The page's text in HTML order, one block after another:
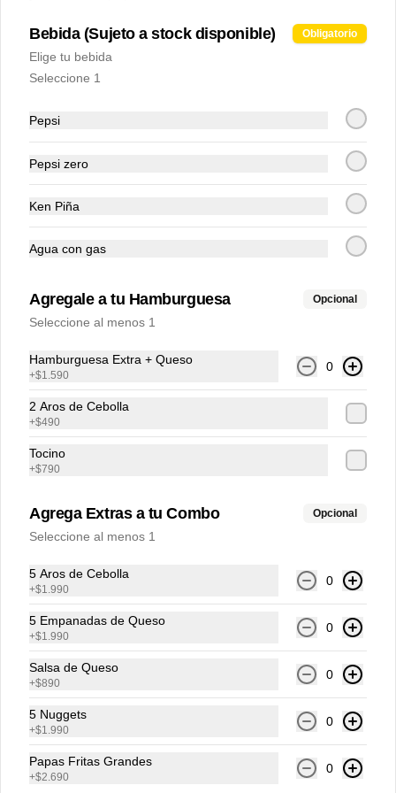
Kit para preparar en casa
10 panes brioche, 10 hamburguesas
secreta.
$34.990
PARA
PREPARAR EN
CASA
10 panes brioche, 10 hamburguesas
frescas, 20 láminas de queso cheddar,
cebolla picada, pepinillos y salsa
Términos y condiciones
Política de privacidad
Redes sociales
Instagram
Bebida (Sujeto a stock disponible) Obligatorio
Elige tu bebida
Seleccione 1
Pepsi
Pepsi zero
Ken Piña
Agua con gas
Agregale a tu Hamburguesa Opcional
Seleccione al menos 1
Hamburguesa Extra + Queso
+$1.590
0
2 Aros de Cebolla
+$490
Tocino
+$790
Agrega Extras a tu Combo Opcional
Seleccione al menos 1
5 Aros de Cebolla
+$1.990
0
5 Empanadas de Queso
+$1.990
0
Salsa de Queso
+$890
0
5 Nuggets
+$1.990
0
Papas Fritas Grandes
+$2.690
0